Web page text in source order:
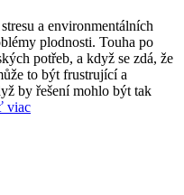
a environmentálních
plodnosti. Touha po
potřeb, a když se zdá, že
to být frustrující a
by řešení mohlo být tak
viac